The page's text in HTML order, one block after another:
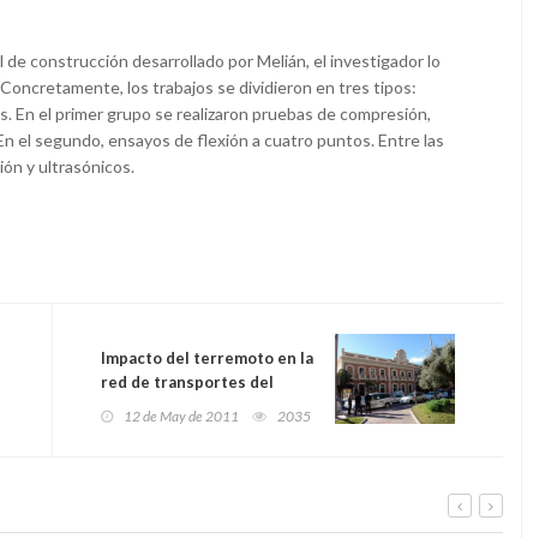
construcción desarrollado por Melián, el investigador lo
los trabajos se dividieron en tres tipos:
En el primer grupo se realizaron pruebas de compresión,
el segundo, ensayos de flexión a cuatro puntos. Entre las
y ultrasónicos.
Impacto del terremoto en la
red de transportes del
Estado en la Región de
12 de May de 2011 2035